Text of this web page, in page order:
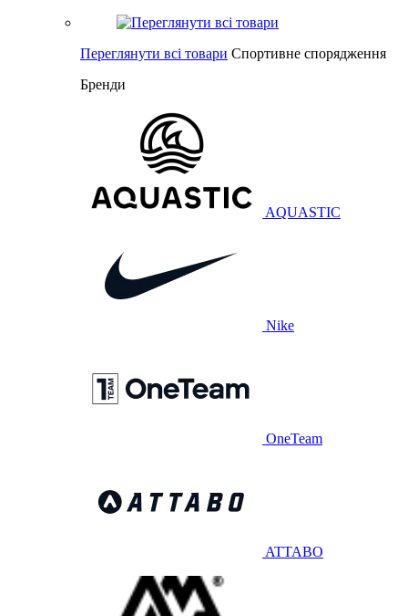
Переглянути всі товари Спортивне спорядження
Бренди
AQUASTIC
Nike
OneTeam
ATTABO